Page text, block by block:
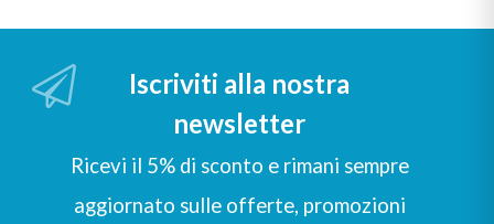
Iscriviti alla nostra
newsletter
Ricevi il 5% di sconto e rimani sempre
aggiornato sulle offerte, promozioni